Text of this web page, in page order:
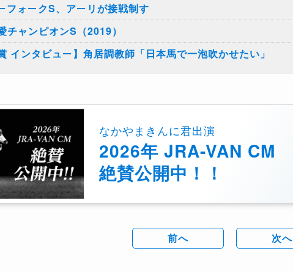
フォークS、アーリが接戦制す
チャンピオンS（2019）
インタビュー】角居調教師「日本馬で一泡吹かせたい」
なかやまきんに君出演
2026年 JRA-VAN CM
絶賛公開中！！
前へ 次へ